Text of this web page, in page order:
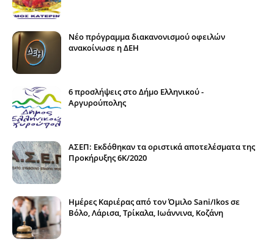
Νέο πρόγραμμα διακανονισμού οφειλών
ανακοίνωσε η ΔΕΗ
6 προσλήψεις στο Δήμο Ελληνικού -
Αργυρούπολης
ΑΣΕΠ: Εκδόθηκαν τα οριστικά αποτελέσματα της
Προκήρυξης 6Κ/2020
Ημέρες Καριέρας από τον Όμιλο Sani/Ikos σε
Βόλο, Λάρισα, Τρίκαλα, Ιωάννινα, Κοζάνη